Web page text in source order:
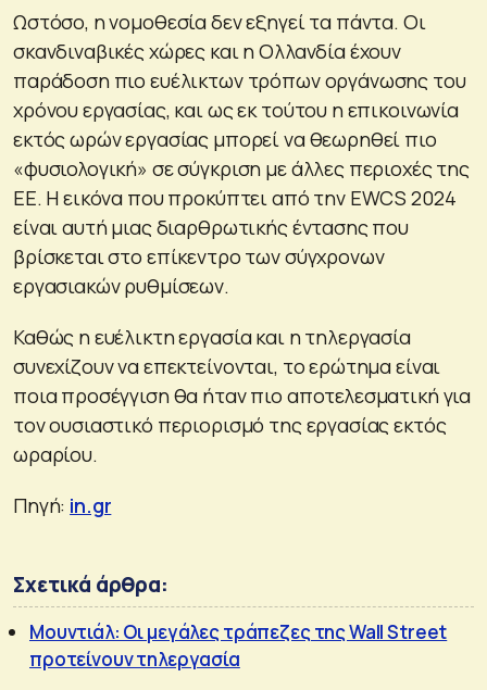
Ωστόσο, η νομοθεσία δεν εξηγεί τα πάντα. Οι
σκανδιναβικές χώρες και η Ολλανδία έχουν
παράδοση πιο ευέλικτων τρόπων οργάνωσης του
χρόνου εργασίας, και ως εκ τούτου η επικοινωνία
εκτός ωρών εργασίας μπορεί να θεωρηθεί πιο
«φυσιολογική» σε σύγκριση με άλλες περιοχές της
ΕΕ. Η εικόνα που προκύπτει από την EWCS 2024
είναι αυτή μιας διαρθρωτικής έντασης που
βρίσκεται στο επίκεντρο των σύγχρονων
εργασιακών ρυθμίσεων.
Καθώς η ευέλικτη εργασία και η τηλεργασία
συνεχίζουν να επεκτείνονται, το ερώτημα είναι
ποια προσέγγιση θα ήταν πιο αποτελεσματική για
τον ουσιαστικό περιορισμό της εργασίας εκτός
ωραρίου.
Πηγή: in.gr
Σχετικά άρθρα:
Μουντιάλ: Οι μεγάλες τράπεζες της Wall Street
προτείνουν τηλεργασία